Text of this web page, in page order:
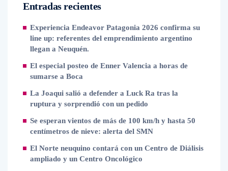
Entradas recientes
Experiencia Endeavor Patagonia 2026 confirma su
line up: referentes del emprendimiento argentino
llegan a Neuquén.
El especial posteo de Enner Valencia a horas de
sumarse a Boca
La Joaqui salió a defender a Luck Ra tras la
ruptura y sorprendió con un pedido
Se esperan vientos de más de 100 km/h y hasta 50
centímetros de nieve: alerta del SMN
El Norte neuquino contará con un Centro de Diálisis
ampliado y un Centro Oncológico